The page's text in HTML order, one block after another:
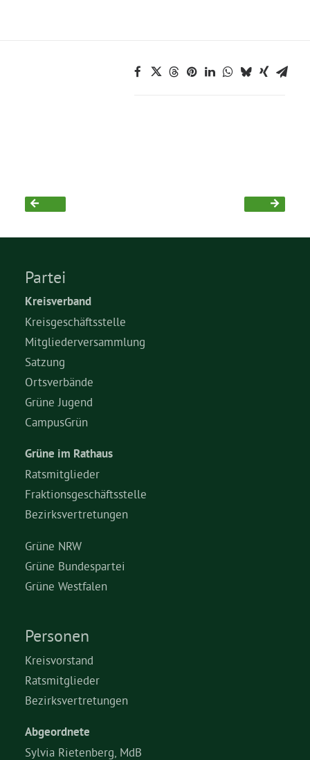
Aktiv werden
Termine
Arbeitsgruppen
Mitglied werden
Kommunalpolitik
Engagement-Sprechstunde
Grüne Jugend
CampusGrün
Termine
Kontakt
Partei
Kreisverband
Kreisgeschäftsstelle
Mitgliederversammlung
Satzung
Ortsverbände
Grüne Jugend
CampusGrün
Grüne im Rathaus
Ratsmitglieder
Fraktionsgeschäftsstelle
Bezirksvertretungen
Grüne NRW
Grüne Bundespartei
Grüne Westfalen
Personen
Kreisvorstand
Ratsmitglieder
Bezirksvertretungen
Abgeordnete
Sylvia Rietenberg, MdB